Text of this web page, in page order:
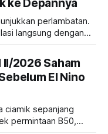
ke Depannya
perlambatan.
langsung dengan
2026 Saham
El Nino
ciamik sepanjang
permintaan B50,